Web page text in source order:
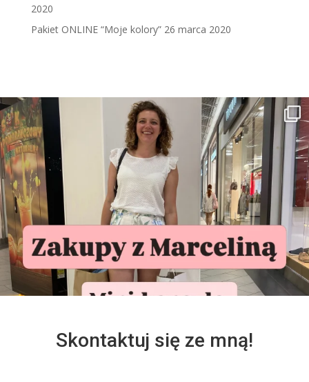
2020
Pakiet ONLINE “Moje kolory” 26 marca 2020
Skontaktuj się ze mną!